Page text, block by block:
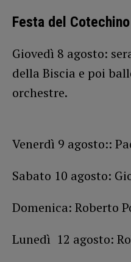
Festa del
Giovedì 8 agosto:
della Biscia e poi
orchestre.
Venerdì 9 agosto::
Sabato 10 agosto:
Domenica: Roberto
Lunedì 12 agosto: